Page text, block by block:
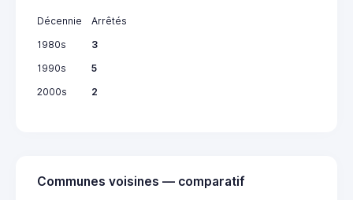
Décennie
Arrêtés
1980s
3
1990s
5
2000s
2
Communes voisines — comparatif